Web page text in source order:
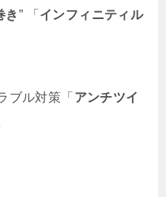
き” 「 インフィニティル
ブル対策「 アンチツイ